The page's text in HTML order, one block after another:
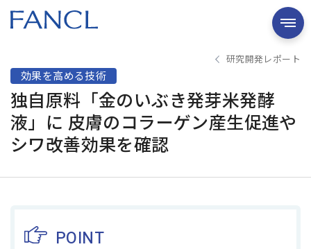
研究開発レポート
効果を高める技術
独自原料「金のいぶき発芽米発酵
液」に 皮膚のコラーゲン産生促進や
シワ改善効果を確認
POINT